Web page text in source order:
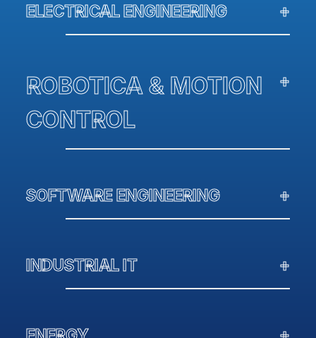
ELECTRICAL ENGINEERING +
ROBOTICA & MOTION
CONTROL
+
SOFTWARE ENGINEERING +
INDUSTRIAL IT +